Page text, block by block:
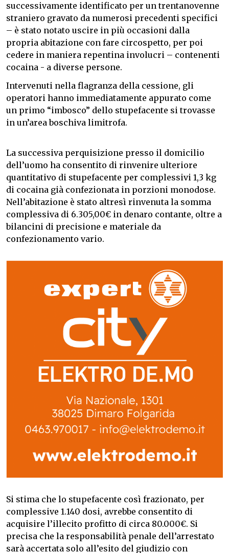
successivamente identificato per un trentanovenne
straniero gravato da numerosi precedenti specifici
– è stato notato uscire in più occasioni dalla
propria abitazione con fare circospetto, per poi
cedere in maniera repentina involucri – contenenti
cocaina - a diverse persone.
Intervenuti nella flagranza della cessione, gli
operatori hanno immediatamente appurato come
un primo “imbosco” dello stupefacente si trovasse
in un’area boschiva limitrofa.
La successiva perquisizione presso il domicilio
dell’uomo ha consentito di rinvenire ulteriore
quantitativo di stupefacente per complessivi 1,3 kg
di cocaina già confezionata in porzioni monodose.
Nell’abitazione è stato altresì rinvenuta la somma
complessiva di 6.305,00€ in denaro contante, oltre a
bilancini di precisione e materiale da
confezionamento vario.
Si stima che lo stupefacente così frazionato, per
complessive 1.140 dosi, avrebbe consentito di
acquisire l’illecito profitto di circa 80.000€. Si
precisa che la responsabilità penale dell’arrestato
sarà accertata solo all’esito del giudizio con